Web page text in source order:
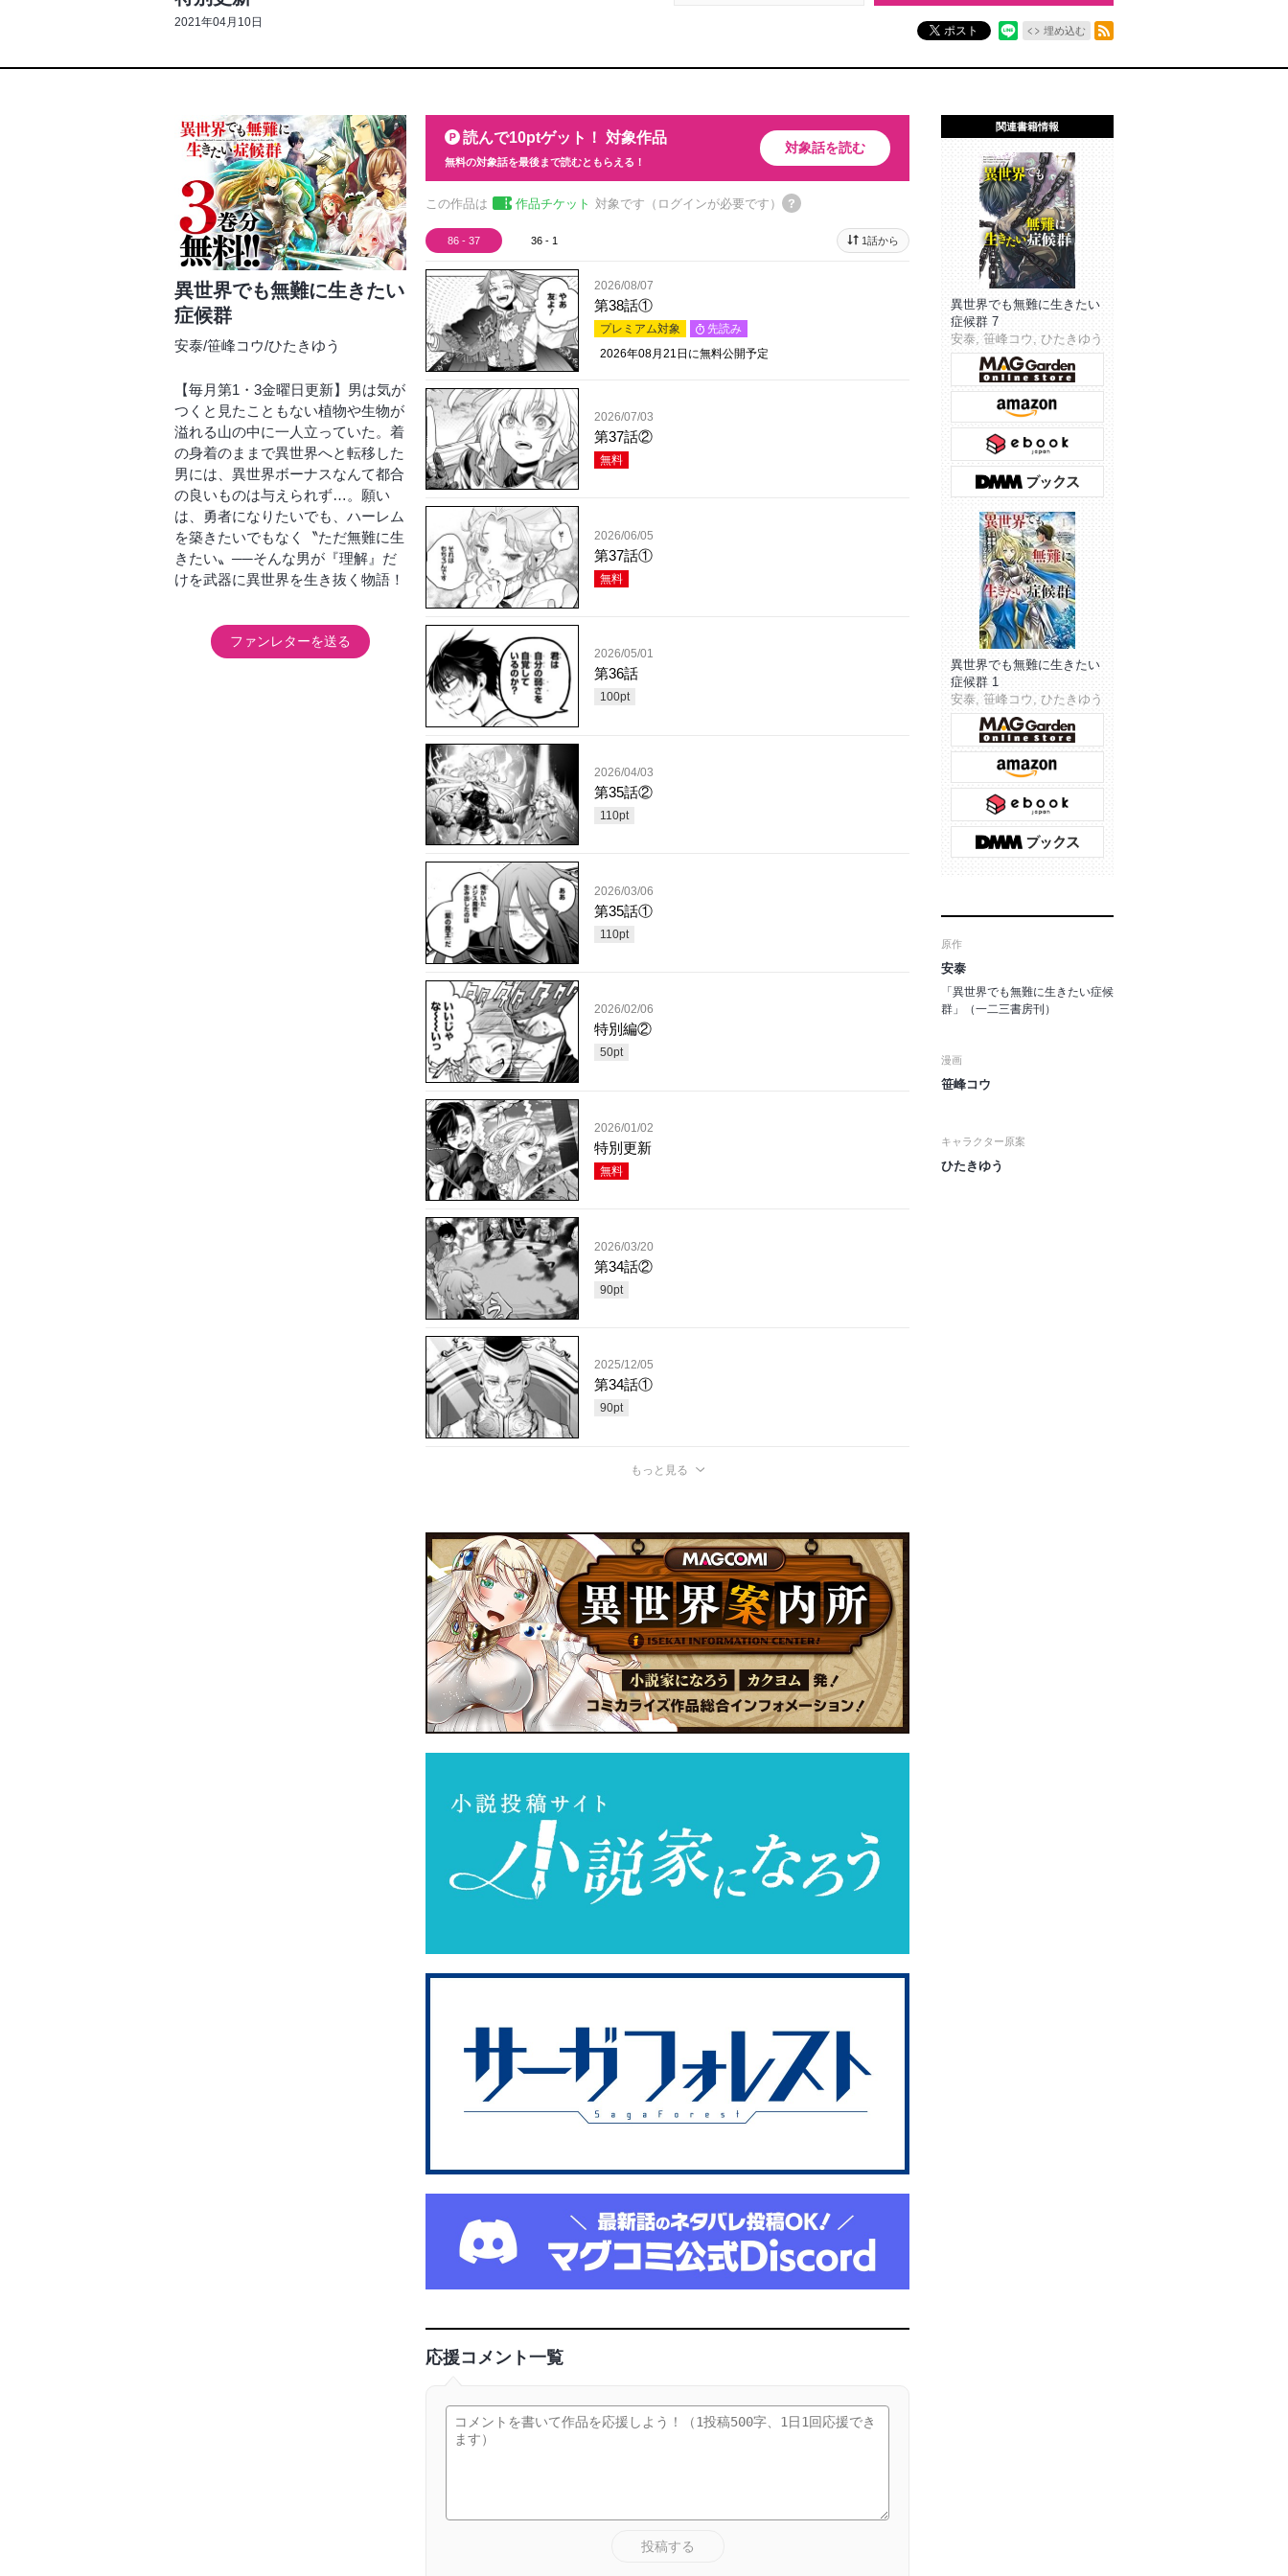
2021年04月10日
ポスト 埋め込む
異世界でも無難に生きたい
症候群
安泰/笹峰コウ/ひたきゆう
【毎月第1・3金曜日更新】男は気が
つくと見たこともない植物や生物が
溢れる山の中に一人立っていた。着
の身着のままで異世界へと転移した
男には、異世界ボーナスなんて都合
の良いものは与えられず…。願い
は、勇者になりたいでも、ハーレム
を築きたいでもなく〝ただ無難に生
きたい〟──そんな男が『理解』だ
けを武器に異世界を生き抜く物語！
ファンレターを送る
読んで10ptゲット！ 対象作品
無料の対象話を最後まで読むともらえる！
対象話を読む
この作品は 作品チケット 対象です（ログインが必要です）
86 - 37 36 - 1 1話から
2026/08/07
第38話①
プレミアム対象
先読み
2026年08月21日 に無料公開予定
2026/07/03
第37話②
無料
2026/06/05
第37話①
無料
2026/05/01
第36話
100pt
2026/04/03
第35話②
110pt
2026/03/06
第35話①
110pt
2026/02/06
特別編②
50pt
2026/01/02
特別更新
無料
2026/03/20
第34話②
90pt
2025/12/05
第34話①
90pt
もっと見る
応援コメント一覧
投稿する
関連書籍情報
異世界でも無難に生きたい
症候群 7
安泰, 笹峰コウ, ひたきゆう
異世界でも無難に生きたい
症候群 1
安泰, 笹峰コウ, ひたきゆう
原作
安泰
「異世界でも無難に生きたい症候
群」（一二三書房刊）
漫画
笹峰コウ
キャラクター原案
ひたきゆう